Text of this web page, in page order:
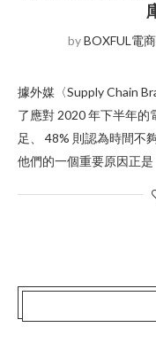
byBOXFUL電
據外媒〈Supply Chain
了應對 2020 年下半年的
足、 48% 則認為時間不
他們的一個重要原因正是